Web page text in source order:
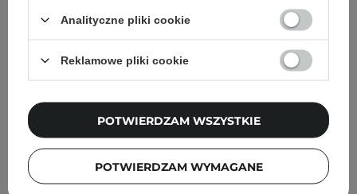
39,00 zł
Analityczne pliki cookie
Reklamowe pliki cookie
POTWIERDZAM WYMAGANE
POTWIERDZAM WSZYSTKIE